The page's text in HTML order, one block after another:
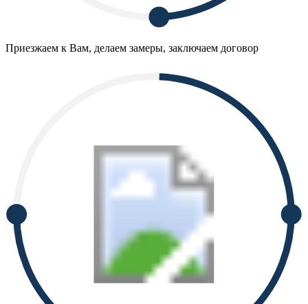
Приезжаем к Вам, делаем замеры, заключаем договор